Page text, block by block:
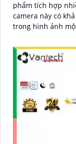
phẩm tích hợp nhiều chức
camera này có
trong hình ảnh